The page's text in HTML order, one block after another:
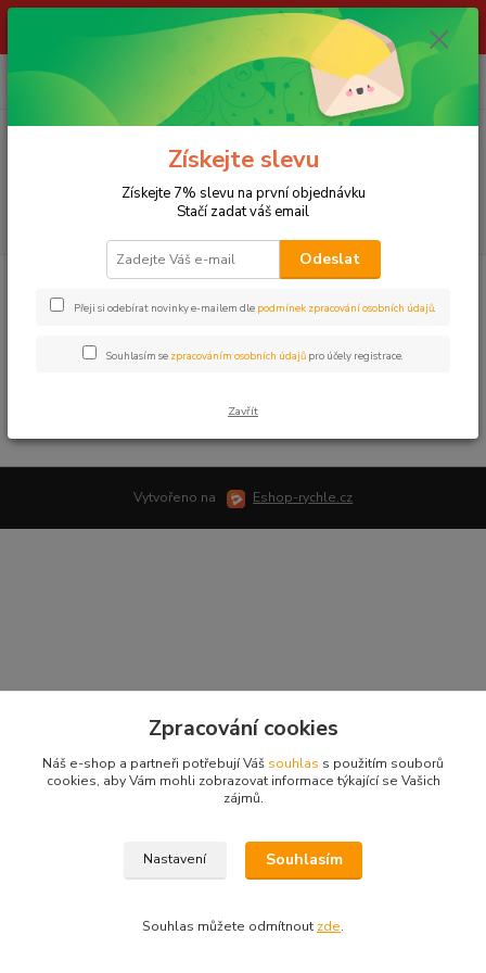
ŽIVÉ NÁSTRAHY !!! NEPOSÍLÁME !!! - ODBĚR POUZE NA NAŠÍ
za
LOV PŘÍVLAČÍ Polarizační brýle GIANTS FISHING
GIANTS FISHING
Vytvořeno na Eshop-rychle.cz
Získejte slevu
Získejte 7% slevu na první objednávku
Stačí zadat váš email
Odeslat
Přeji si odebírat novinky e-mailem dle podmínek zpracování osobních údajů.
Souhlasím se zpracováním osobních údajů pro účely registrace.
Zavřít
Zpracování cookies
Náš e-shop a partneři potřebují Váš souhlas s použitím souborů
cookies, aby Vám mohli zobrazovat informace týkající se Vašich
zájmů.
Nastavení Souhlasím
Souhlas můžete odmítnout zde.